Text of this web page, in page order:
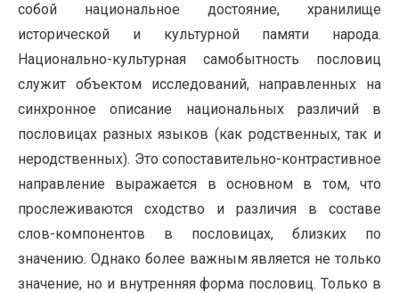
собой национальное достояние, хранилище
исторической и культурной памяти народа.
Национально-культурная самобытность пословиц
служит объектом исследований, направленных на
синхронное описание национальных различий в
пословицах разных языков (как родственных, так и
неродственных). Это сопоставительно-контрастивное
направление выражается в основном в том, что
прослеживаются сходство и различия в составе
слов-компонентов в пословицах, близких по
значению. Однако более важным является не только
значение, но и внутренняя форма пословиц. Только в